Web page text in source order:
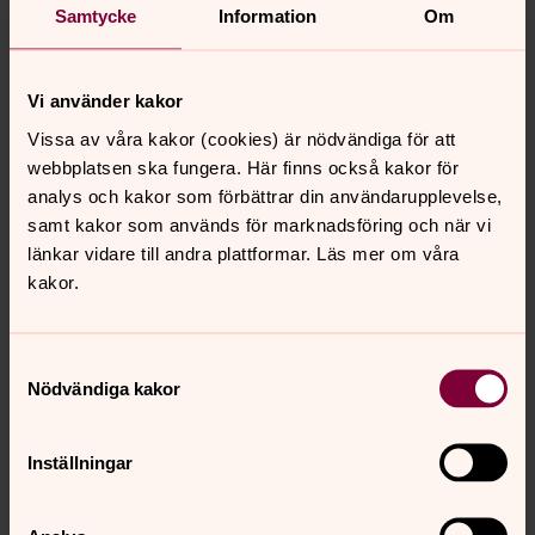
Samtycke Information Om
Vi använder kakor
Vissa av våra kakor (cookies) är nödvändiga för att
webbplatsen ska fungera. Här finns också kakor för
analys och kakor som förbättrar din användarupplevelse,
samt kakor som används för marknadsföring och när vi
länkar vidare till andra plattformar. Läs mer om våra
kakor.
Nödvändiga kakor
Inställningar
flykting- och integrationsarbete hösten 2020.
Ladda ned Brobyggare (pdf)